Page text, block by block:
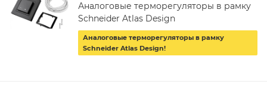
Аналоговые терморегуляторы в рамку
Schneider Atlas Design
Аналоговые терморегуляторы в рамку
Schneider Atlas Design!